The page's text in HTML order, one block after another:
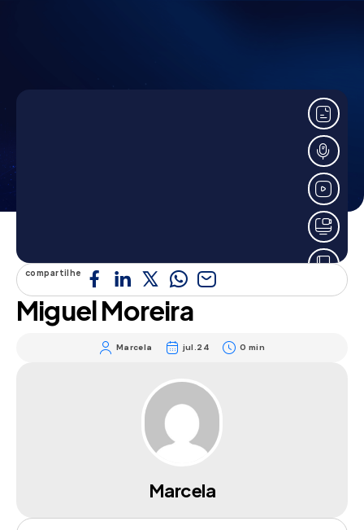
compartilhe
Miguel Moreira
Marcela jul.24 0 min
Marcela